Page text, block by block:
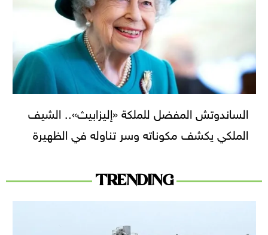
الساندوتش المفضل للملكة «إليزابيث».. الشيف
الملكي يكشف مكوناته وسر تناوله في الظهيرة
TRENDING